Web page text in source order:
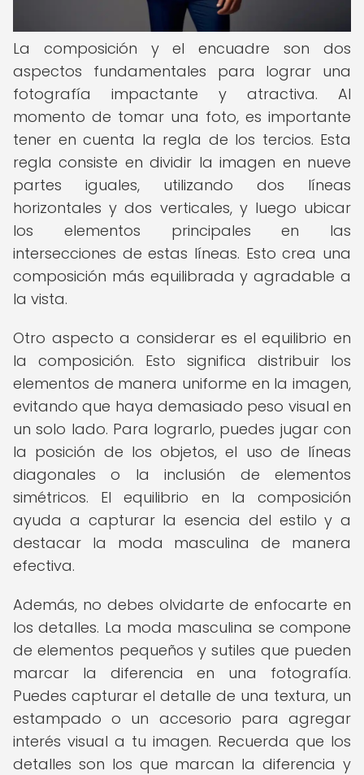
La composición y el encuadre son dos
aspectos fundamentales para lograr una
fotografía impactante y atractiva. Al
momento de tomar una foto, es importante
tener en cuenta la regla de los tercios. Esta
regla consiste en dividir la imagen en nueve
partes iguales, utilizando dos líneas
horizontales y dos verticales, y luego ubicar
los elementos principales en las
intersecciones de estas líneas. Esto crea una
composición más equilibrada y agradable a
la vista.
Otro aspecto a considerar es el equilibrio en
la composición. Esto significa distribuir los
elementos de manera uniforme en la imagen,
evitando que haya demasiado peso visual en
un solo lado. Para lograrlo, puedes jugar con
la posición de los objetos, el uso de líneas
diagonales o la inclusión de elementos
simétricos. El equilibrio en la composición
ayuda a capturar la esencia del estilo y a
destacar la moda masculina de manera
efectiva.
Además, no debes olvidarte de enfocarte en
los detalles. La moda masculina se compone
de elementos pequeños y sutiles que pueden
marcar la diferencia en una fotografía.
Puedes capturar el detalle de una textura, un
estampado o un accesorio para agregar
interés visual a tu imagen. Recuerda que los
detalles son los que marcan la diferencia y